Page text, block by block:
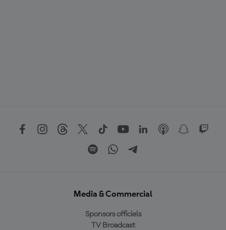
Media & Commercial
Sponsors officiels
TV Broadcast